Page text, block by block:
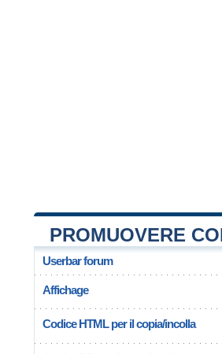
PROMUOVERE
Userbar forum
Affichage
Codice HTML per il copia/incolla